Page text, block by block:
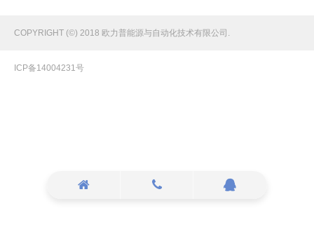
COPYRIGHT (©) 2018 欧力普能源与自动化技术有限公司.
ICP备14004231号